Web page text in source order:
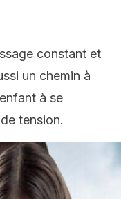
constant et
un chemin à
à se
tension.